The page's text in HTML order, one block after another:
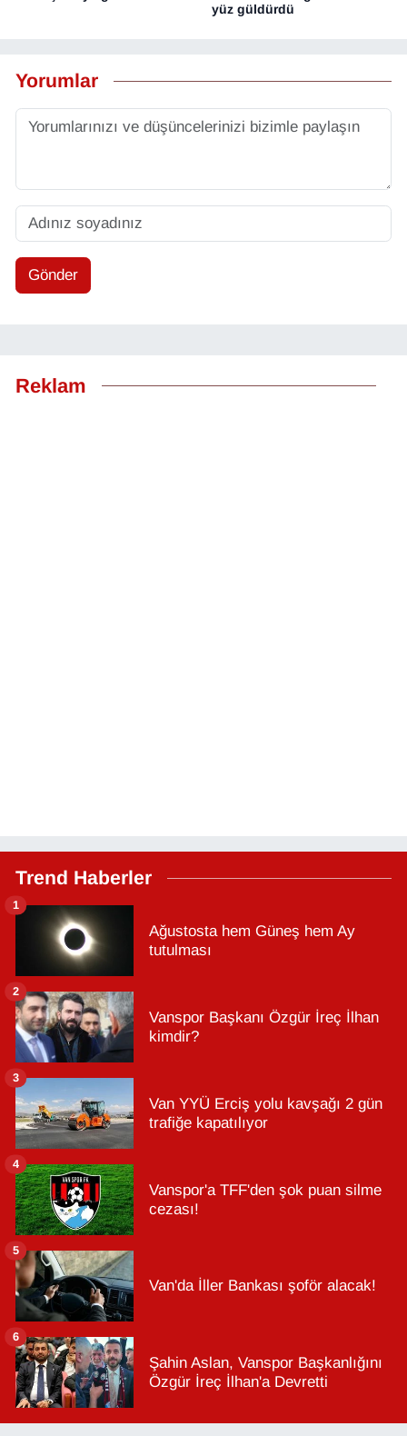
yüz güldürdü
Yorumlar
Gönder
Reklam
Trend Haberler
Ağustosta hem Güneş hem Ay
tutulması
1
Vanspor Başkanı Özgür İreç İlhan
kimdir?
2
Van YYÜ Erciş yolu kavşağı 2 gün
trafiğe kapatılıyor
3
Vanspor'a TFF'den şok puan silme
cezası!
4
Van'da İller Bankası şoför alacak!
5
Şahin Aslan, Vanspor Başkanlığını
Özgür İreç İlhan'a Devretti
6